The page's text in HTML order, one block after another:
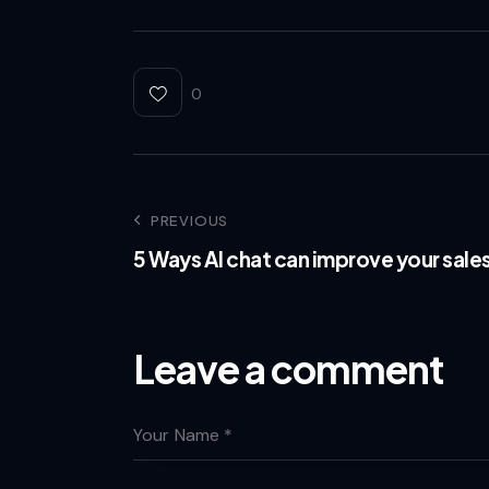
0
Post
navigation
PREVIOUS
5 Ways AI chat can improve your
Leave a comment